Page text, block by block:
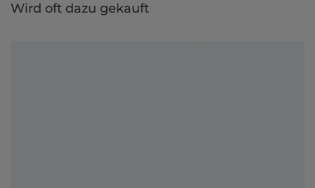
Wird oft dazu gekauft